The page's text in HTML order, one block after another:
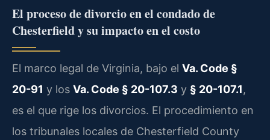
El proceso de divorcio en el condado de
Chesterfield y su impacto en el costo
El marco legal de Virginia, bajo el Va. Code §
20-91 y los Va. Code § 20-107.3 y § 20-107.1,
es el que rige los divorcios. El procedimiento en
los tribunales locales de Chesterfield County